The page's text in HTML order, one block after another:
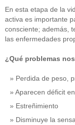
En esta etapa de la
activa es importante
consciente; además,
las enfermedades
¿Qué problemas
Perdida de peso,
Aparecen déficit
Estreñimiento
Disminuye la